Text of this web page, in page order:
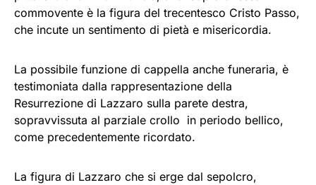
commovente è la figura del trecentesco Cristo Passo,
che incute un sentimento di pietà e misericordia.
La possibile funzione di cappella anche funeraria, è
testimoniata dalla rappresentazione della
Resurrezione di Lazzaro sulla parete destra,
sopravvissuta al parziale crollo in periodo bellico,
come precedentemente ricordato.
La figura di Lazzaro che si erge dal sepolcro,